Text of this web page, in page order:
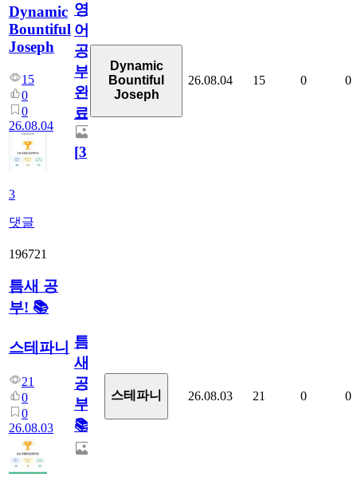
Dynamic
Bountiful
Joseph
15
0
0
26.08.04
3
댓글
영
어
공
부
완
료
[3]
Dynamic
Bountiful
Joseph
26.08.04 15 0 0
196721
틈새 공
부! 📚
스테파니
21
0
0
26.08.03
틈
새
공
부!
📚
스테파니 26.08.03 21 0 0